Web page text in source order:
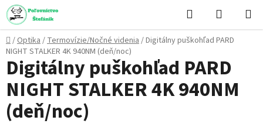
Prejsť
na
obsah
Hľadať
KOŠÍK
Domov
/Optika/Termovízie/Nočné videnia/Digitálny puškohľad PARD
NIGHT STALKER 4K 940NM (deň/noc)
Digitálny puškohľad PARD
NIGHT STALKER 4K 940NM
(deň/noc)